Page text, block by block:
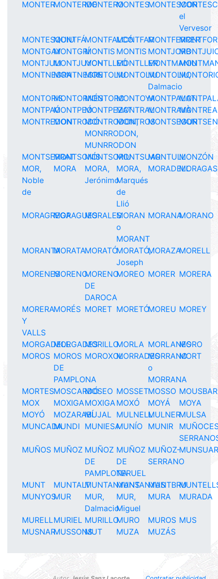
MONTERMONTERDEMONTEROMONTESMONTESCOR
el
Vervesor
MONTESQUIU
MONTFÁMONTFALCÓMONTFARMONTFERRER
MONTGAYMONTGRÍMONTIS MONTIS MONTJORB
MONTJULIMONTJUYCHMONTLLEÓMONTLLERMONTMANIU
MONTNEGRAMONTNEGREMONTOLIUMONTOLIUMONTOLIU,
Dalmacio
MONTORISMONTORNÉSMONTOROMONTOYAMONTPALAT
MONTPAÓMONTPEÓMONTPEZATMONTRALMONTRAVÀ
MONTREDONMONTRODÓMONTRODON,
MONRRODON,
MUNRRODON
MONTROSMONTSEGUR
MONTSERRATMONTSONÍSMONTSORIUMONTSUARMONTULLMONZÓN
MOR,
Noble
de
MORA
MORA,
Jerónimo
MORA,
Marqués
de
Llió
MORADELLMORAGAS
MORAGREGAMORAGUESMORALESMORAN
o
MORANT
MORANAMORANO
MORANTAMORATAMORATÓMORATÓ,
Joseph
MORAZAMORELL
MORENESMORENOMORENO
DE
DAROCA
MOREO MORER MORERA
MORERA
Y
VALLS
MORÉS MORET MORETÓMOREU MOREY
MORGADELLMORGADESMORILLOMORLA MORLANESMORO
MOROS MOROS
DE
PAMPLONA
MOROXOLMORRADESMORRANO
o
MORRANA
MORT
MORTESMOSCARDÓMOSEO MOSSETMOSSO MOUSBAR
MOX
MOXIGAMOXIGAMOXÓ MOYÁ
MOYA
MOYÓ
MOZARABÍMUJAL MULNELLMULNERMULSA
MUNCADAMUNDI MUNIESAMUNÍO MUNIR
MUÑOS MUÑOZ MUÑOZ
DE
PAMPLONA
MUÑOZ
DE
TERUEL
MUÑOZ-
SERRANO
MUNT MUNTALTMUNTANYANSMUNTANYASMUNTBRU
MUNYOSMUR
MUR,
Dalmacio
MUR,
Miguel
MURA MURADA
MURELLMURIEL MURILLOMURO MUROS MUS
MUSNARMUSSONSMUT MUZA MUZÁS